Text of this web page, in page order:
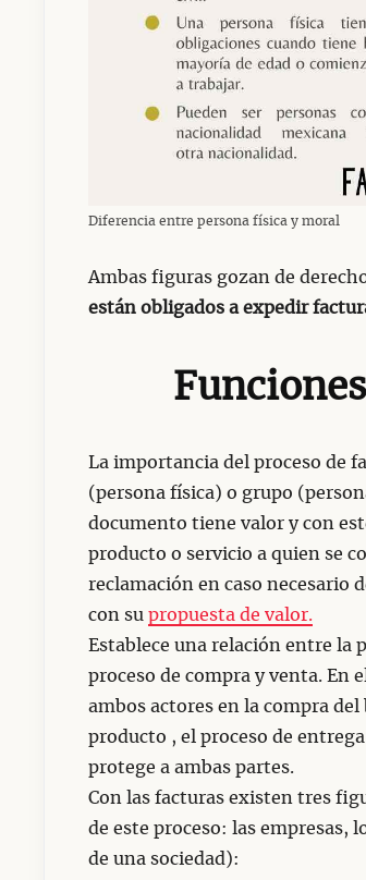
Diferencia entre persona física y moral
Ambas figuras gozan de
están obligados a expedir
La importancia del proceso de
(persona física) o grupo
documento tiene valor y con
producto o servicio a quien se
reclamación en caso necesario
con su propuesta de valor.
Establece una relación entre la
proceso de compra y venta. En
ambos actores en la compra del
producto , el proceso de
protege a ambas partes.
Con las facturas existen tres
de este proceso: las empresas,
de una sociedad):